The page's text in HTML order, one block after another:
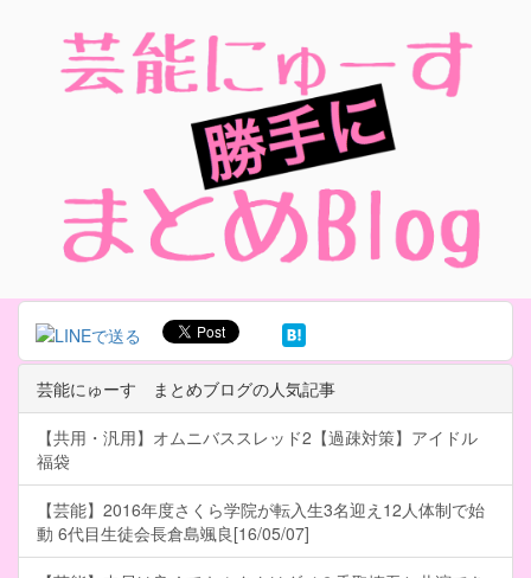
芸能にゅーす まとめブログの人気記事
【共用・汎用】オムニバススレッド2【過疎対策】アイドル
福袋
【芸能】2016年度さくら学院が転入生3名迎え12人体制で始
動 6代目生徒会長倉島颯良[16/05/07]